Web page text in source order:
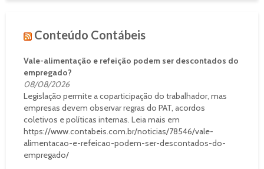
Conteúdo Contábeis
Vale-alimentação e refeição podem ser descontados do
empregado?
08/08/2026
Legislação permite a coparticipação do trabalhador, mas
empresas devem observar regras do PAT, acordos
coletivos e políticas internas. Leia mais em
https://www.contabeis.com.br/noticias/78546/vale-
alimentacao-e-refeicao-podem-ser-descontados-do-
empregado/